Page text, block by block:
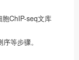
ChIP-seq文库
等步骤。